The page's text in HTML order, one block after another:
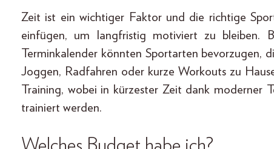
Zeit ist ein wichtiger Faktor und die richtige
einfügen, um langfristig motiviert zu bleiben.
Terminkalender könnten Sportarten bevorzugen,
Joggen, Radfahren oder kurze Workouts zu
Training, wobei in kürzester Zeit dank moderner
trainiert werden.